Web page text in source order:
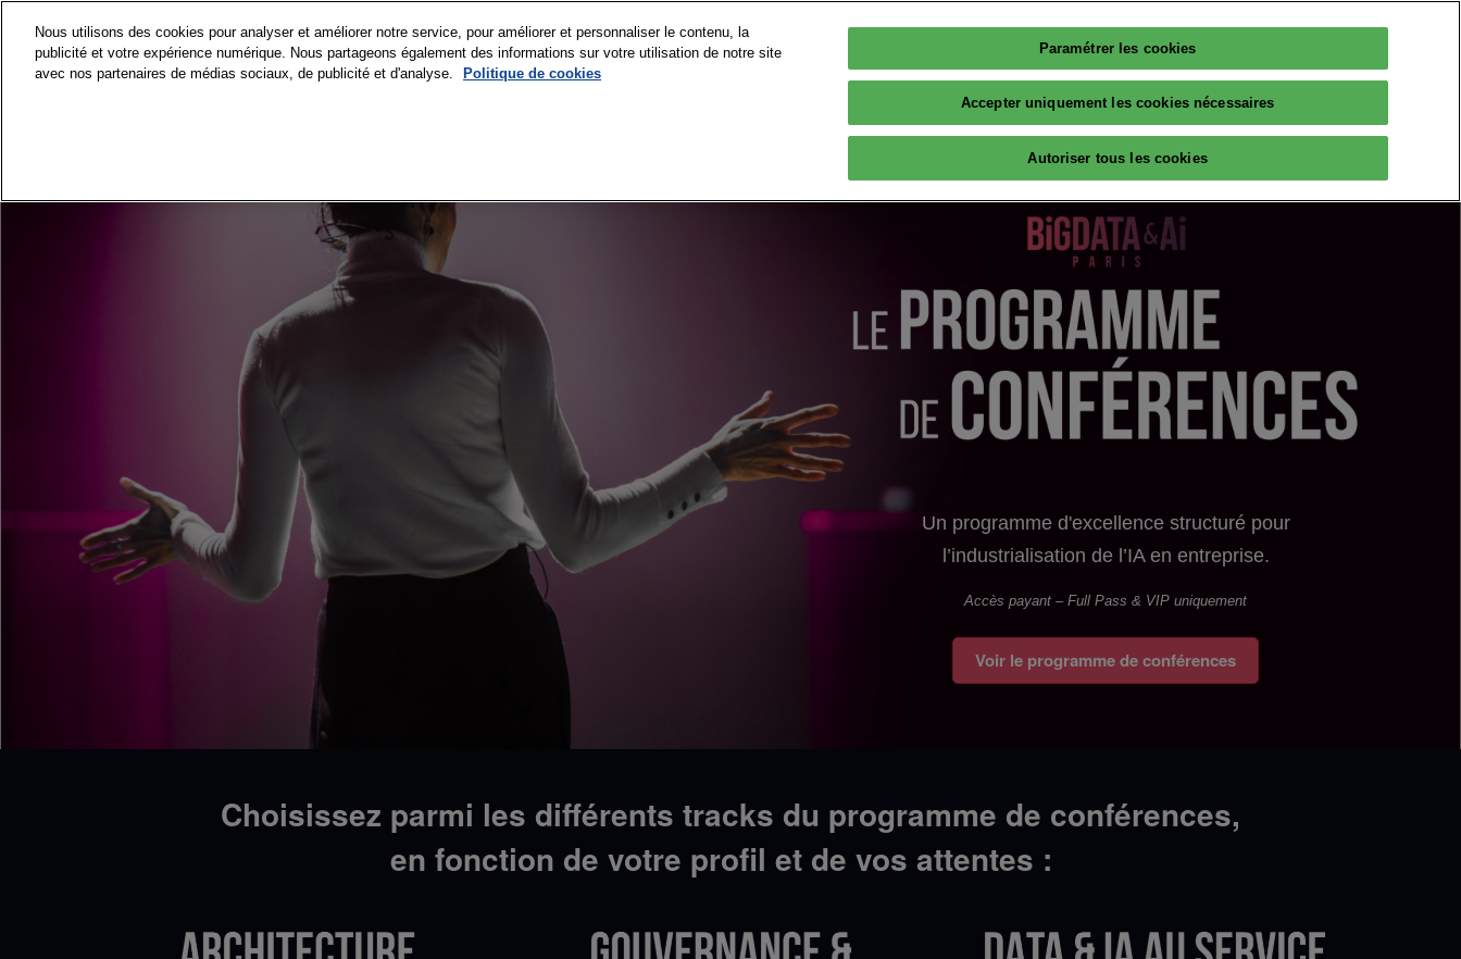
au
contenu
15 et 16 septembre 2026
Français
Français
English
PARTICIPER
Nos engagements
Accréditations Presse &
Les speakers
Workshops & Startup
Pitches
Plan du Salon
Nos Engagements
Plus d'opportunités - Colleqt
RESSOURCES
Partenaires
The Big Data & AI Insiders
Un programme d'excellence structuré pour
l’industrialisation de l’IA en entreprise.
Accès payant – Full Pass & VIP uniquement
Voir le programme de conférences
Choisissez parmi les différents tracks du programme de conférences,
en fonction de votre profil et de vos attentes :
Nous utilisons des cookies pour analyser et améliorer notre service, pour améliorer et personnaliser le contenu, la
publicité et votre expérience numérique. Nous partageons également des informations sur votre utilisation de notre site
avec nos partenaires de médias sociaux, de publicité et d'analyse.
Politique de cookies
Paramétrer les cookies
Accepter uniquement les cookies nécessaires
Autoriser tous les cookies